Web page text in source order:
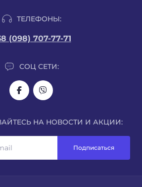
ТЕЛЕФОНЫ:
(098) 707-77-71
СОЦ СЕТИ:
НА НОВОСТИ И АКЦИИ:
Подписаться